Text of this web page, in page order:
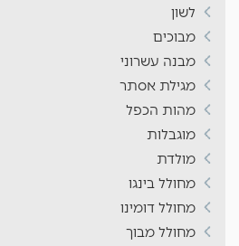
לשון
מבוכים
מבנה עשרוני
מגילת אסתר
מהות הכפל
מוגבלות
מולדת
מחולל בינגו
מחולל דומינו
מחולל מבוך